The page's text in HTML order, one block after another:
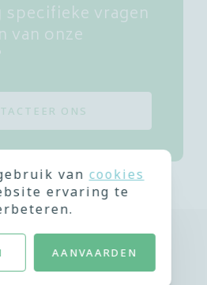
specifieke vragen
van onze
ONS
van cookies
ervaring te
AANVAARDEN